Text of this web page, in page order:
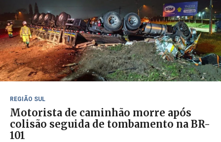
REGIÃO SUL
Motorista de caminhão morre após
colisão seguida de tombamento na BR-
101